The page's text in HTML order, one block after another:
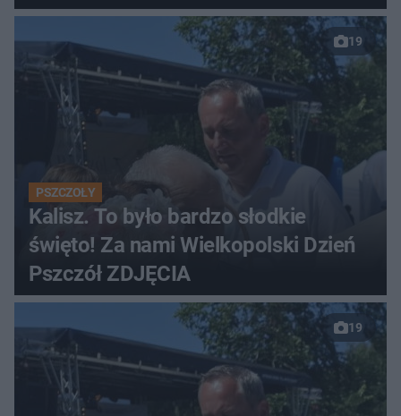
19
PSZCZOŁY
Kalisz. To było bardzo słodkie
święto! Za nami Wielkopolski Dzień
Pszczół ZDJĘCIA
19